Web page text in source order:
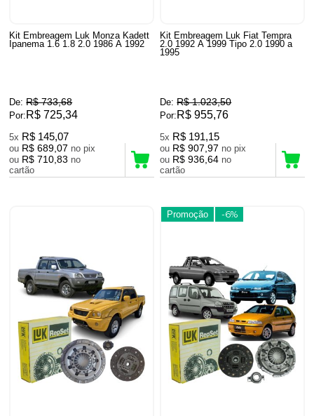
Kit Embreagem Luk Monza Kadett
Ipanema 1.6 1.8 2.0 1986 A 1992
De: R$ 733,68
Por: R$ 725,34
5x R$ 145,07
ou R$ 689,07
no pix
ou R$ 710,83 no
cartão
Kit Embreagem Luk Fiat Tempra
2.0 1992 A 1999 Tipo 2.0 1990 a
1995
De: R$ 1.023,50
Por: R$ 955,76
5x R$ 191,15
ou R$ 907,97
no pix
ou R$ 936,64 no
cartão
Promoção -6%